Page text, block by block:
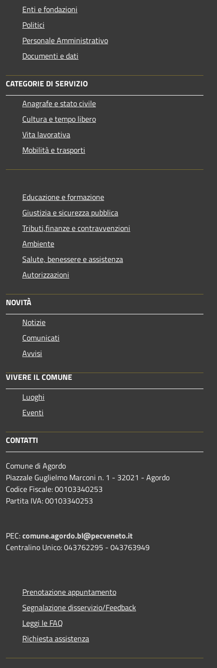
Enti e fondazioni
Politici
Personale Amministrativo
Documenti e dati
CATEGORIE DI SERVIZIO
Anagrafe e stato civile
Cultura e tempo libero
Vita lavorativa
Mobilità e trasporti
Educazione e formazione
Giustizia e sicurezza pubblica
Tributi,finanze e contravvenzioni
Ambiente
Salute, benessere e assistenza
Autorizzazioni
NOVITÀ
Notizie
Comunicati
Avvisi
VIVERE IL COMUNE
Luoghi
Eventi
CONTATTI
Comune di Agordo
Piazzale Guglielmo Marconi n. 1 - 32021 - Agordo
Codice Fiscale: 00103340253
Partita IVA: 00103340253
PEC:comune.agordo.bl@pecveneto.it
Centralino Unico: 043762295 - 043763949
Prenotazione appuntamento
Segnalazione disservizio/Feedback
Leggi le FAQ
Richiesta assistenza